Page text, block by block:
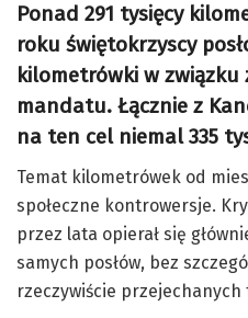
Ponad 291 tysięcy
roku świętokrzyscy
kilometrówki w związku
mandatu. Łącznie z
na ten cel niemal 335
Temat kilometrówek od
społeczne kontrowersje.
przez lata opierał się
samych posłów, bez
rzeczywiście przejechanych